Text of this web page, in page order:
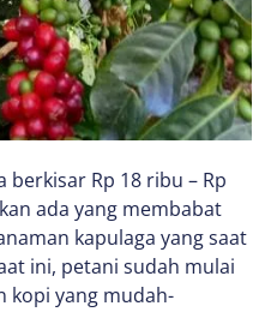
berkisar Rp 18 ribu – Rp
ada yang membabat
kapulaga yang saat
ini, petani sudah mulai
kopi yang mudah-